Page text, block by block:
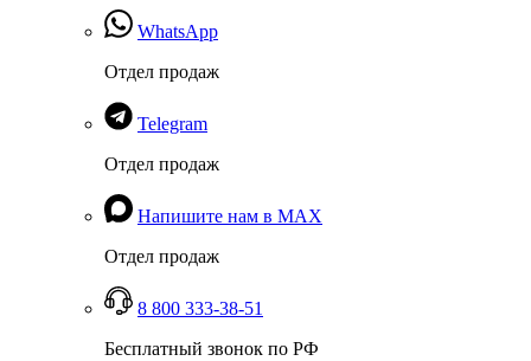
WhatsApp
Отдел продаж
Telegram
Отдел продаж
Напишите нам в MAX
Отдел продаж
8 800 333-38-51
Бесплатный звонок по РФ